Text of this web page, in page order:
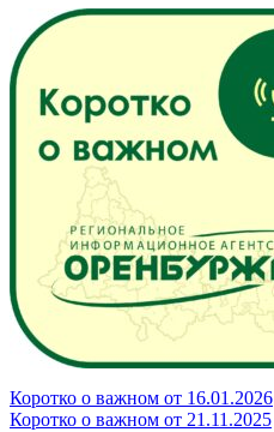
Коротко о важном от 16.01.2026
Коротко о важном от 21.11.2025